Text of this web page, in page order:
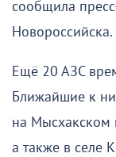
сообщила
Новороссийска.
Ещё 20 АЗС
Ближайшие к
на Мысхакском
а также в селе